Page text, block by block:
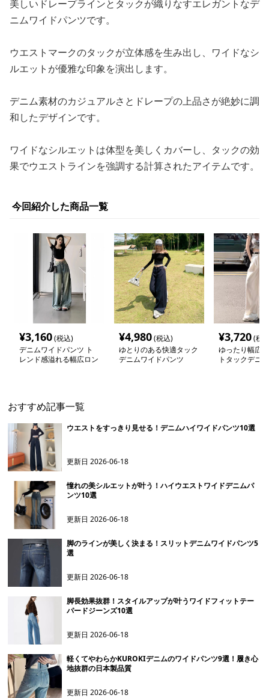
美しいドレープラインとタックが織りなすエレガントなデ
ニムワイドパンツです。
ウエストマークのタックが立体感を生み出し、ワイドなシ
ルエットが優雅な印象を演出します。
デニム素材のカジュアルさとドレープの上品さが絶妙に調
和したデザインです。
ワイドなシルエットは体型を美しくカバーし、タックの効
果でウエストラインを強調する計算されたアイテムです。
今回紹介した商品一覧
¥3,160(税込)
デニムワイドパンツ ト
レンド感溢れる幅広ロン
¥4,980(税込)
ゆとりのある快適タック
デニムワイドパンツ
¥3,720(税
ゆったり幅広
トタックデニ
おすすめ記事一覧
ウエストをすっきり見せる！デニムハイワイドパンツ10選
更新日2026-06-18
憧れの美シルエットが叶う！ハイウエストワイドデニムパ
ンツ10選
更新日2026-06-18
脚のラインが美しく決まる！スリットデニムワイドパンツ5
選
更新日2026-06-18
脚長効果抜群！スタイルアップが叶うワイドフィットテー
パードジーンズ10選
更新日2026-06-18
軽くてやわらかKUROKIデニムのワイドパンツ9選！履き心
地抜群の日本製品質
更新日2026-06-18